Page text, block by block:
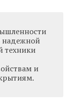
надежной
техники
и